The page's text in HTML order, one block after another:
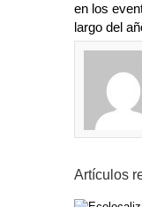
en los
largo del
Artículos